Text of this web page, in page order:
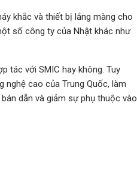
khắc và thiết bị lắng màng cho
số công ty của Nhật khác như
tác với SMIC hay không. Tuy
nghệ cao của Trung Quốc, làm
dẫn và giảm sự phụ thuộc vào